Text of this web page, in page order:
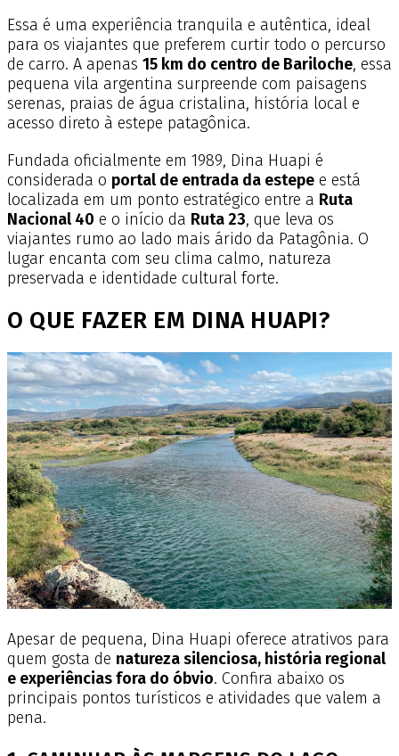
Essa é uma experiência tranquila e autêntica, ideal
para os viajantes que preferem curtir todo o percurso
de carro. A apenas 15 km do centro de Bariloche, essa
pequena vila argentina surpreende com paisagens
serenas, praias de água cristalina, história local e
acesso direto à estepe patagônica.
Fundada oficialmente em 1989, Dina Huapi é
considerada o portal de entrada da estepe e está
localizada em um ponto estratégico entre a Ruta
Nacional 40 e o início da Ruta 23, que leva os
viajantes rumo ao lado mais árido da Patagônia. O
lugar encanta com seu clima calmo, natureza
preservada e identidade cultural forte.
O QUE FAZER EM DINA HUAPI?
Apesar de pequena, Dina Huapi oferece atrativos para
quem gosta de natureza silenciosa, história regional
e experiências fora do óbvio. Confira abaixo os
principais pontos turísticos e atividades que valem a
pena.